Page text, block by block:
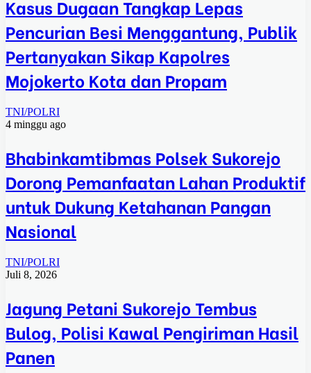
Kasus Dugaan Tangkap Lepas
Pencurian Besi Menggantung, Publik
Pertanyakan Sikap Kapolres
Mojokerto Kota dan Propam
TNI/POLRI
4 minggu ago
Bhabinkamtibmas Polsek Sukorejo
Dorong Pemanfaatan Lahan Produktif
untuk Dukung Ketahanan Pangan
Nasional
TNI/POLRI
Juli 8, 2026
Jagung Petani Sukorejo Tembus
Bulog, Polisi Kawal Pengiriman Hasil
Panen